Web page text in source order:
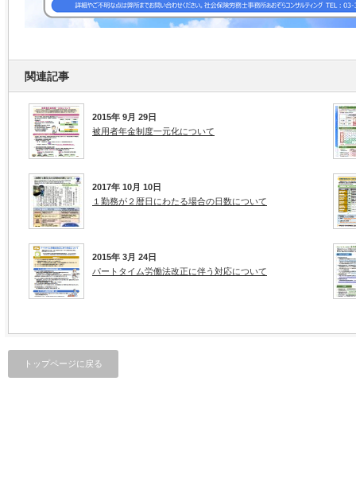
関連記事
2015年 9月 29日
被用者年金制度一元化について
2017年 10月 10日
１勤務が２暦日にわたる場合の日数について
2015年 3月 24日
パートタイム労働法改正に伴う対応について
トップページに戻る